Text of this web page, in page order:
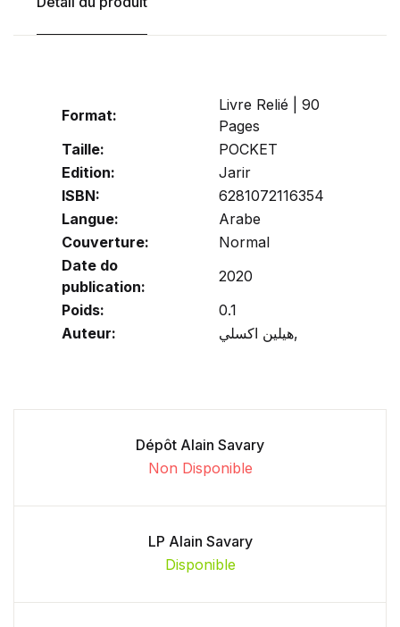
Format:
Livre Relié | 90
Pages
Taille:
POCKET
Edition:
Jarir
ISBN:
6281072116354
Langue:
Arabe
Couverture:
Normal
Date do
publication:
2020
Poids:
0.1
Auteur:
هيلين اكسلي,
Dépôt Alain Savary
Non Disponible
LP Alain Savary
Disponible